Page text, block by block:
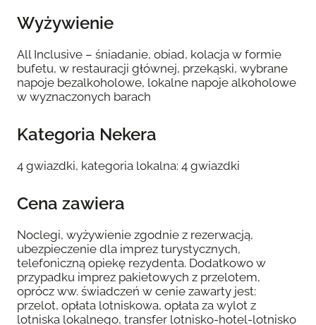
Wyżywienie
All Inclusive – śniadanie, obiad, kolacja w formie
bufetu, w restauracji głównej, przekąski, wybrane
napoje bezalkoholowe, lokalne napoje alkoholowe
w wyznaczonych barach
Kategoria Nekera
4 gwiazdki, kategoria lokalna: 4 gwiazdki
Cena zawiera
Noclegi, wyżywienie zgodnie z rezerwacją,
ubezpieczenie dla imprez turystycznych,
telefoniczną opiekę rezydenta. Dodatkowo w
przypadku imprez pakietowych z przelotem,
oprócz ww. świadczeń w cenie zawarty jest:
przelot, opłata lotniskowa, opłata za wylot z
lotniska lokalnego, transfer lotnisko-hotel-lotnisko